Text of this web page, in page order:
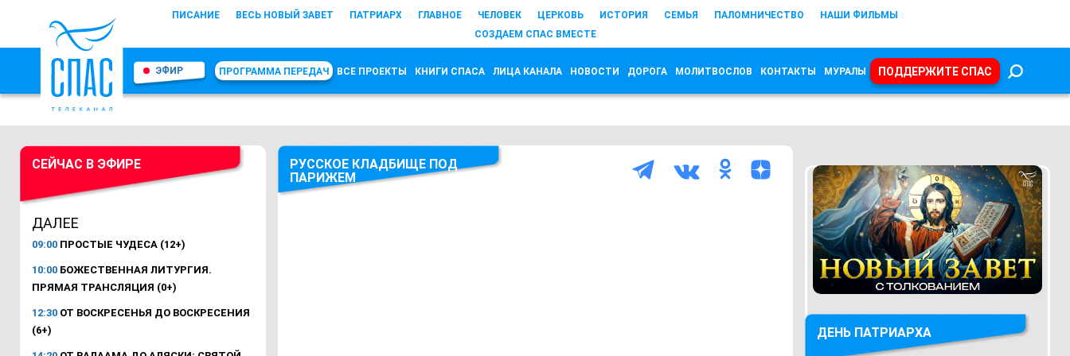
ПИСАНИЕ ВЕСЬ НОВЫЙ ЗАВЕТ ПАТРИАРХ ГЛАВНОЕ ЧЕЛОВЕК ЦЕРКОВЬ ИСТОРИЯ СЕМЬЯ ПАЛОМНИЧЕСТВО
НАШИ ФИЛЬМЫ
СОЗДАЕМ СПАС ВМЕСТЕ
ЭФИР ПРОГРАММА ПЕРЕДАЧ ВСЕ ПРОЕКТЫ КНИГИ СПАСА ЛИЦА КАНАЛА НОВОСТИ ДОРОГА МОЛИТВОСЛОВ КОНТАКТЫ МУРАЛЫ ПОДДЕРЖИТЕ СПАС
СЕЙЧАС В ЭФИРЕ
ДАЛЕЕ
09:00 ПРОСТЫЕ ЧУДЕСА (12+)
10:00 БОЖЕСТВЕННАЯ ЛИТУРГИЯ.
ПРЯМАЯ ТРАНСЛЯЦИЯ (0+)
12:30 ОТ ВОСКРЕСЕНЬЯ ДО ВОСКРЕСЕНИЯ
(6+)
РУССКОЕ КЛАДБИЩЕ ПОД
ПАРИЖЕМ
ДЕНЬ ПАТРИАРХА